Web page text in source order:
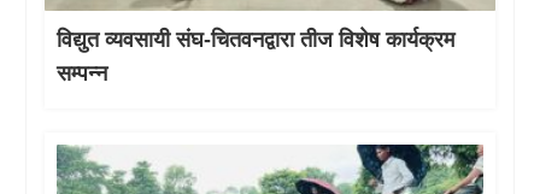
विद्युत व्यवसायी संघ-चितवनद्वारा तीज विशेष कार्यक्रम
सम्पन्न